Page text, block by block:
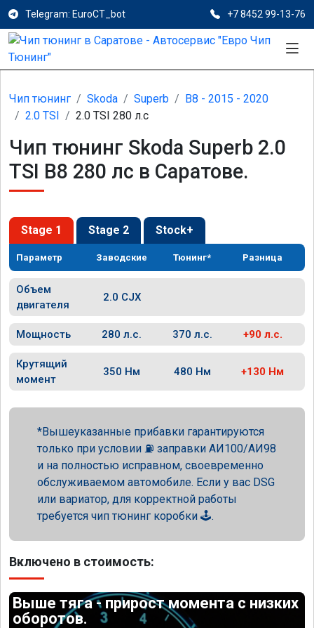
Telegram: EuroCT_bot +7 8452 99-13-76
Чип тюнинг Skoda Superb
B8 - 2015 - 2020
2.0 TSI
2.0 TSI 280 л.с
Чип тюнинг Skoda Superb 2.0
TSI B8 280 лс в Саратове.
Stage 1 Stage 2 Stock+
Параметр Заводские Тюнинг* Разница
Объем
двигателя
2.0 CJX
Мощность 280 л.с. 370 л.с. +90 л.с.
Крутящий
момент
350 Нм 480 Нм +130 Нм
Вышеуказанные прибавки гарантируются
только при условии ⛽ заправки АИ100/АИ98
и на полностью исправном, своевременно
обслуживаемом автомобиле. Если у вас DSG
или вариатор, для корректной работы
требуется чип тюнинг коробки 🕹️.
Включено в стоимость:
Выше тяга - прирост момента с низких
оборотов.